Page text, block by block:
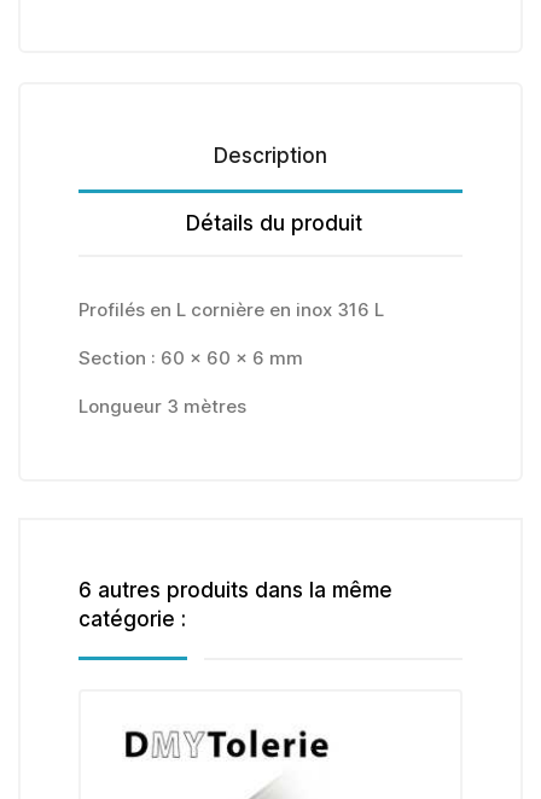
Description
Détails du produit
Profilés en L cornière en inox 316 L
Section : 60 x 60 x 6 mm
Longueur 3 mètres
6 autres produits dans la même
catégorie :